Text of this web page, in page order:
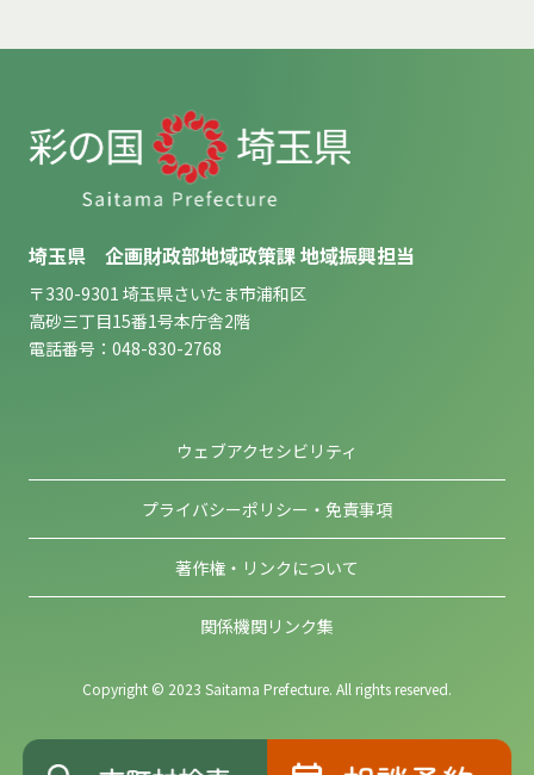
埼玉県 企画財政部地域政策課 地域振興担当
〒330-9301 埼玉県さいたま市浦和区
高砂三丁目15番1号本庁舎2階
電話番号：048-830-2768
ウェブアクセシビリティ
プライバシーポリシー・免責事項
著作権・リンクについて
関係機関リンク集
Copyright © 2023 Saitama Prefecture. All rights reserved.